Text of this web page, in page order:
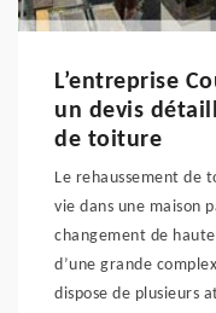
L’entreprise
un devis
de toiture
Le rehaussement de
vie dans une maison
changement de
d’une grande
dispose de plusieurs